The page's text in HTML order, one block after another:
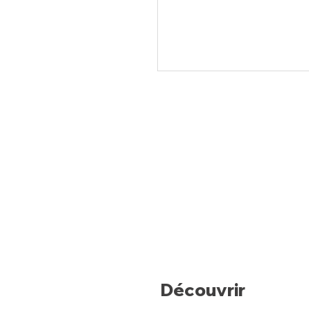
Découvrir